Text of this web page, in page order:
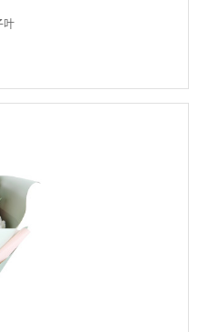
叶